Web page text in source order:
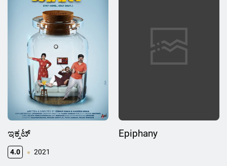
ಇಕ್ಕಟ್
4.0 2021
Epiphany